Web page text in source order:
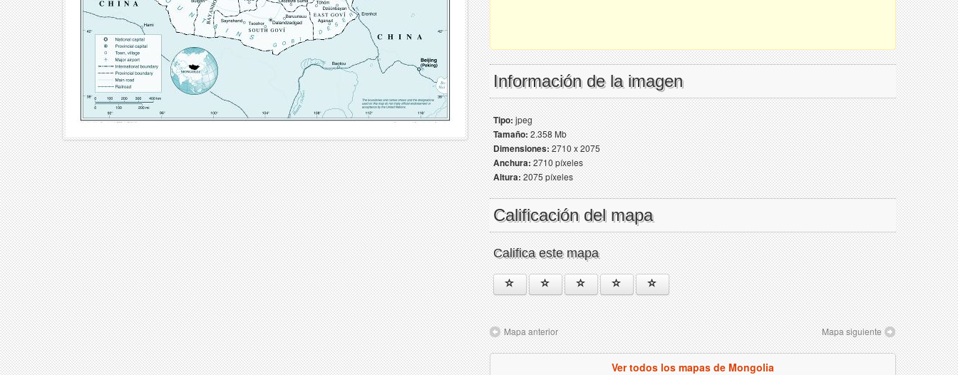
Información de la imagen
Tipo:jpeg
Tamaño:2.358 Mb
Dimensiones:2710 x 2075
Anchura:2710 píxeles
Altura:2075 píxeles
Calificación del mapa
Califica este mapa
Mapa anterior Mapa siguiente
Ver todos los mapas de Mongolia